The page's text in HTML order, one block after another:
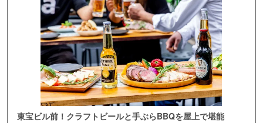
東宝ビル前！クラフトビールと手ぶらBBQを屋上で堪能